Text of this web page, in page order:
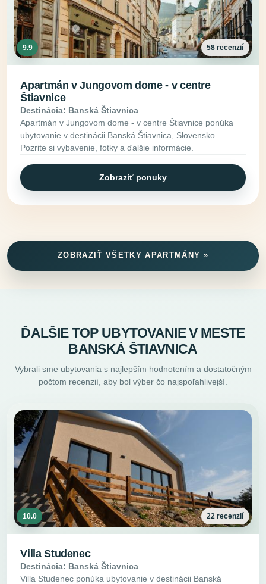
9.9 58 recenzií
Apartmán v Jungovom dome - v centre
Štiavnice
Destinácia: Banská Štiavnica
Apartmán v Jungovom dome - v centre Štiavnice ponúka
ubytovanie v destinácii Banská Štiavnica, Slovensko.
Pozrite si vybavenie, fotky a ďalšie informácie.
Zobraziť ponuky
ZOBRAZIŤ VŠETKY APARTMÁNY »
ĎALŠIE TOP UBYTOVANIE V MESTE
BANSKÁ ŠTIAVNICA
Vybrali sme ubytovania s najlepším hodnotením a dostatočným
počtom recenzií, aby bol výber čo najspoľahlivejší.
10.0 22 recenzií
Villa Studenec
Destinácia: Banská Štiavnica
Villa Studenec ponúka ubytovanie v destinácii Banská